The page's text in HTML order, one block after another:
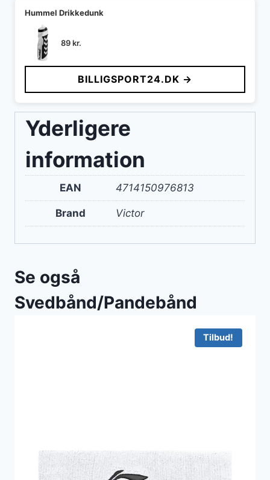
Hummel Drikkedunk
89kr.
BILLIGSPORT24.DK →
Yderligere
information
EAN 4714150976813
Brand Victor
Se også
Svedbånd/Pandebånd
Tilbud!